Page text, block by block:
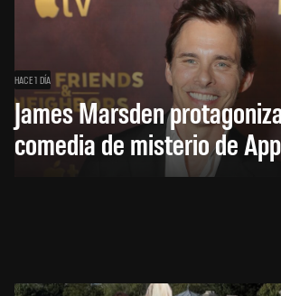
HACE 1 DÍA
James Marsden
comedia de misterio de